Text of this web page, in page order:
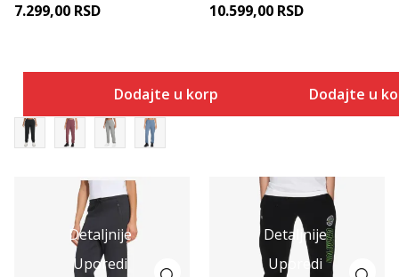
7.299,00 RSD
Dodajte u korpu
10.599,00 RSD
Dodajte u
Detaljnije
Uporedi
Detaljnije
Uporedi